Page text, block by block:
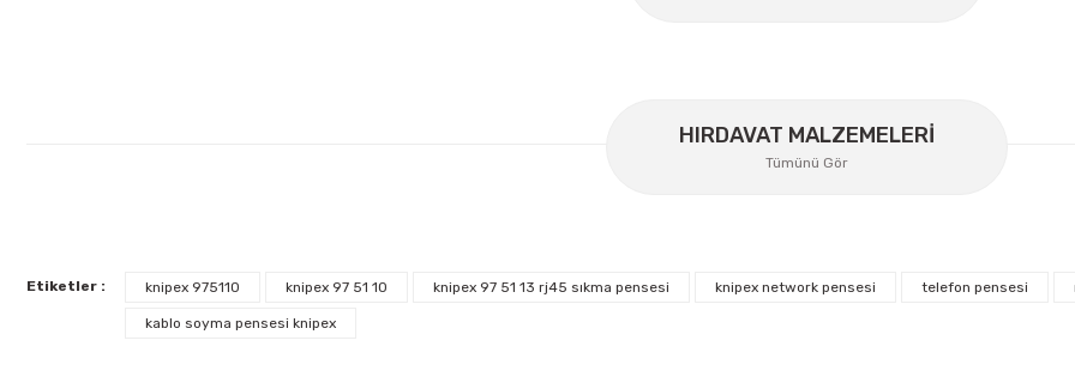
İzeltaş
İzeltaş
HIRDAVAT MALZEMELERİ
Tümünü Gör
Etiketler : knipex 975110 knipex 97 51 10 knipex 97 51 13 rj45 sıkma pensesi knipex network pensesi telefon pensesi
kablo soyma pensesi knipex